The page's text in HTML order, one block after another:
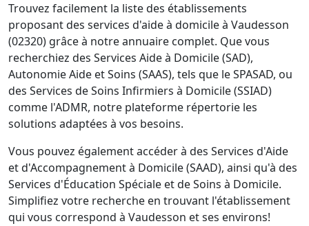
Trouvez facilement la liste des établissements
proposant des services d'aide à domicile à Vaudesson
(02320) grâce à notre annuaire complet. Que vous
recherchiez des Services Aide à Domicile (SAD),
Autonomie Aide et Soins (SAAS), tels que le SPASAD, ou
des Services de Soins Infirmiers à Domicile (SSIAD)
comme l'ADMR, notre plateforme répertorie les
solutions adaptées à vos besoins.
Vous pouvez également accéder à des Services d'Aide
et d'Accompagnement à Domicile (SAAD), ainsi qu'à des
Services d'Éducation Spéciale et de Soins à Domicile.
Simplifiez votre recherche en trouvant l'établissement
qui vous correspond à Vaudesson et ses environs!